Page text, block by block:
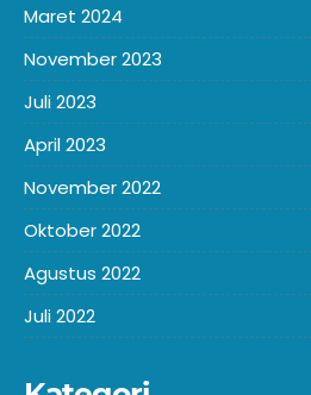
Maret 2024
November 2023
Juli 2023
April 2023
November 2022
Oktober 2022
Agustus 2022
Juli 2022